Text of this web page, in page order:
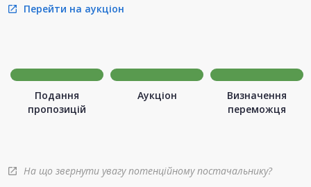
open_in_new Перейти на аукціон
Подання
пропозицій
Аукціон
Визначення
переможця
open_in_new На що звернути увагу потенційному постачальнику?